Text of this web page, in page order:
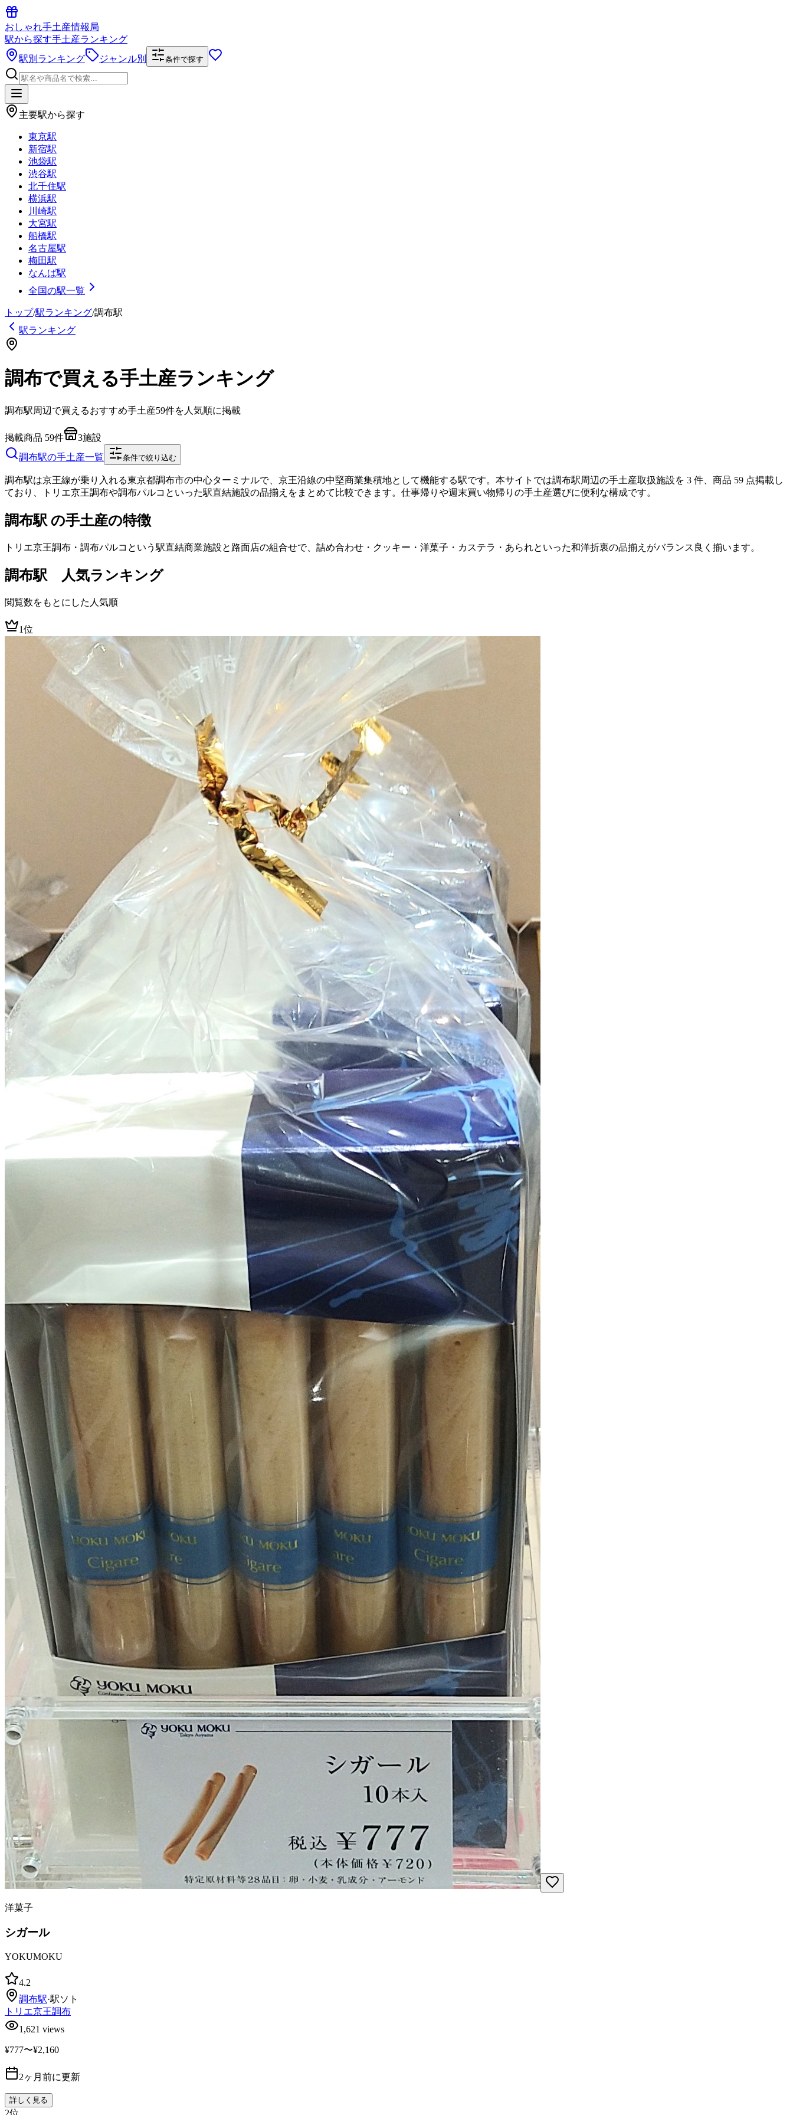
おしゃれ手土産情報局
駅から探す手土産ランキング
駅別ランキング
ジャンル別 条件で探す
主要駅から探す
東京駅
新宿駅
池袋駅
渋谷駅
北千住駅
横浜駅
川崎駅
大宮駅
船橋駅
名古屋駅
梅田駅
なんば駅
全国の駅一覧
トップ/駅ランキング/調布駅
駅ランキング
調布で買える手土産ランキング
調布駅周辺で買えるおすすめ手土産59件を人気順に掲載
掲載商品 59件 3施設
調布駅の手土産一覧 条件で絞り込む
調布駅は京王線が乗り入れる東京都調布市の中心ターミナルで、京王沿線の中堅商業集積地として機能する駅です。本サイトでは調布駅周辺の手土産取扱施設を 3 件、商品 59 点掲載し
ており、トリエ京王調布や調布パルコといった駅直結施設の品揃えをまとめて比較できます。仕事帰りや週末買い物帰りの手土産選びに便利な構成です。
調布駅 の手土産の特徴
トリエ京王調布・調布パルコという駅直結商業施設と路面店の組合せで、詰め合わせ・クッキー・洋菓子・カステラ・あられといった和洋折衷の品揃えがバランス良く揃います。
調布駅 人気ランキング
閲覧数をもとにした人気順
1位
洋菓子
シガール
YOKUMOKU
4.2
調布駅·駅ソト
トリエ京王調布
1,621 views
¥777〜¥2,160
2ヶ月前に更新
詳しく見る
2位